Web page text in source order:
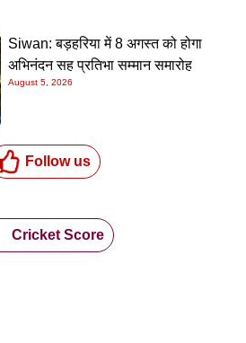
Siwan: बड़हरिया में 8 अगस्त को होगा
अभिनंदन सह प्रतिभा सम्मान समारोह
August 5, 2026
Follow us
Cricket Score